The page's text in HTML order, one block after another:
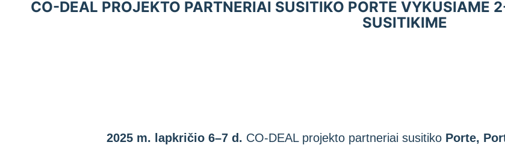
CO-DEAL PROJEKTO PARTNERIAI SUSITIKO PORTE VYKUSIAME
SUSITIKIME
2025 m. lapkričio 6–7 d. CO-DEAL projekto partneriai susitiko Porte,